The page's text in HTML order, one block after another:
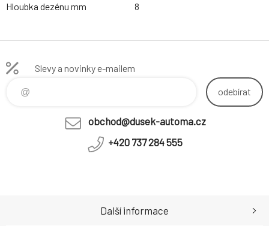
Hloubka dezénu mm
8
Slevy a novinky e-mailem
odebírat
obchod@dusek-automa.cz
+420 737 284 555
Další informace